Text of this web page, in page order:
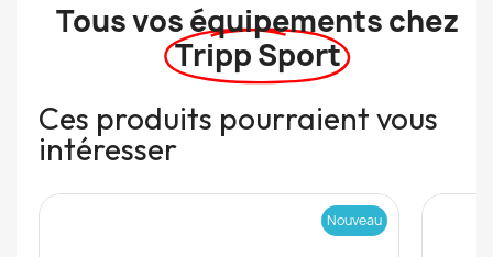
Tous vos équipements chez
Tripp Sport
Ces produits pourraient vous
intéresser
Nouveau